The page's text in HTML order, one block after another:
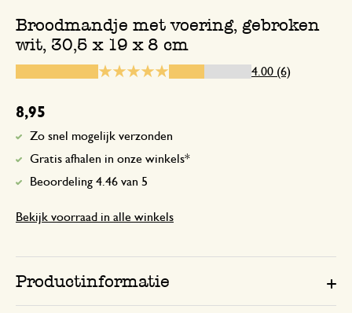
Broodmandje met voering, gebroken
wit, 30,5 x 19 x 8 cm
4.00 (6)
8,95
Zo snel mogelijk verzonden
Gratis afhalen in onze winkels*
Beoordeling 4.46 van 5
Bekijk voorraad in alle winkels
Productinformatie
Broodmandje.
Ziet er erg leuk uit en van goed
3 mei 2023
Bedankt voor jouw mooie